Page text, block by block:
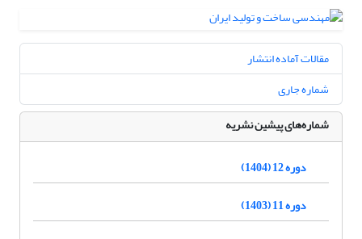
مقالات آماده انتشار
شماره جاری
شماره‌های پیشین نشریه
دوره 12 (1404)
دوره 11 (1403)